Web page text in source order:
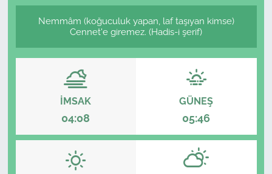
Nemmâm (koğuculuk yapan, laf taşıyan kimse)
Cennet'e giremez. (Hadis-i şerif)
İMSAK
04:08
GÜNEŞ
05:46